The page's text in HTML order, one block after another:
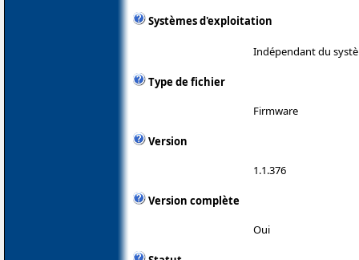
Systèmes d'exploitation
Indépendant du
Type de fichier
Firmware
Version
1.1.376
Version complète
Oui